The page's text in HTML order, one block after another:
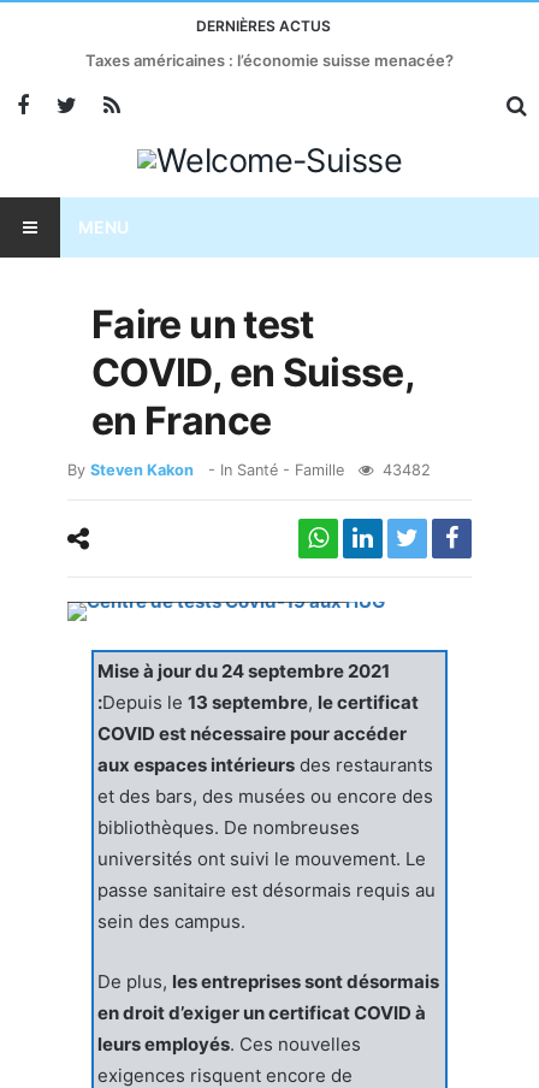
DERNIÈRES ACTUS
Taxes américaines : l’économie suisse menacée?
MENU
Faire un test
COVID, en Suisse,
en France
By Steven Kakon - In Santé - Famille 43482
Mise à jour du 24 septembre 2021
:Depuis le 13 septembre, le certificat
COVID est nécessaire pour accéder
aux espaces intérieurs des restaurants
et des bars, des musées ou encore des
bibliothèques. De nombreuses
universités ont suivi le mouvement. Le
passe sanitaire est désormais requis au
sein des campus.
De plus, les entreprises sont désormais
en droit d’exiger un certificat COVID à
leurs employés. Ces nouvelles
exigences risquent encore de